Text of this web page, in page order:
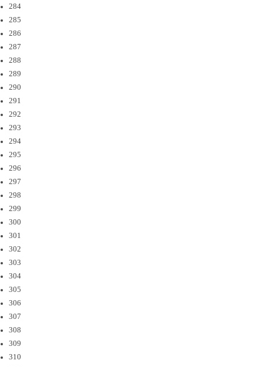
284
285
286
287
288
289
290
291
292
293
294
295
296
297
298
299
300
301
302
303
304
305
306
307
308
309
310